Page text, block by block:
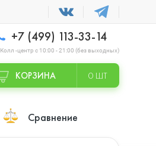
+7 (499) 113-33-14
Колл -центр с 10:00 - 21:00 (без выходных)
КОРЗИНА 0 ШТ
Сравнение